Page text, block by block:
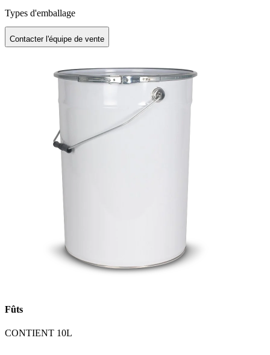
Types d'emballage
Contacter l'équipe de vente
Fûts
CONTIENT 10L